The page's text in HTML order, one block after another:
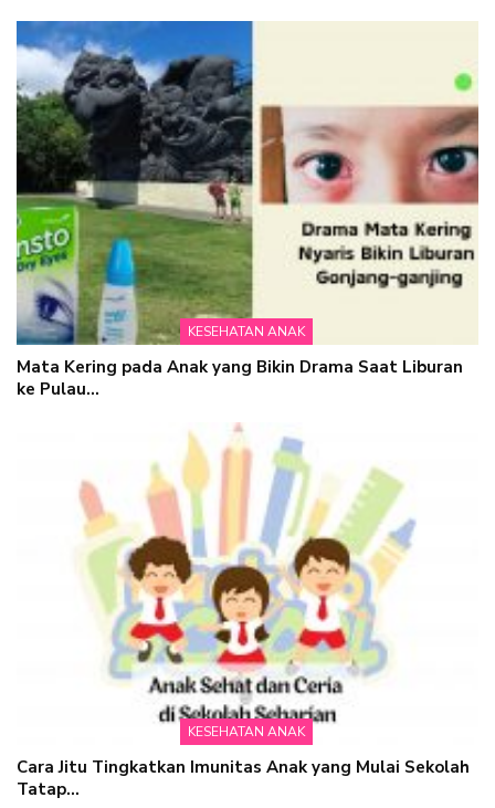
KESEHATAN ANAK
Mata Kering pada Anak yang Bikin Drama Saat Liburan
ke Pulau…
KESEHATAN ANAK
Cara Jitu Tingkatkan Imunitas Anak yang Mulai Sekolah
Tatap…